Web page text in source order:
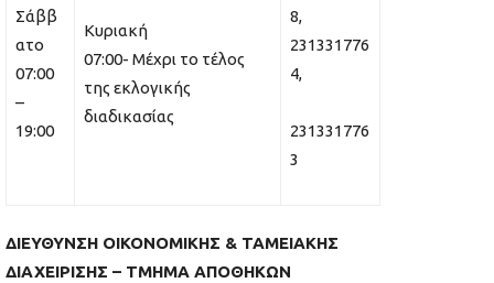
Σάββ
ατο
07:00
–
19:00
Κυριακή
07:00- Μέχρι το τέλος
της εκλογικής
διαδικασίας
8,
231331776
4,
231331776
3
ΔΙΕΥΘΥΝΣΗ ΟΙΚΟΝΟΜΙΚΗΣ & ΤΑΜΕΙΑΚΗΣ
ΔΙΑΧΕΙΡΙΣΗΣ – ΤΜΗΜΑ ΑΠΟΘΗΚΩΝ